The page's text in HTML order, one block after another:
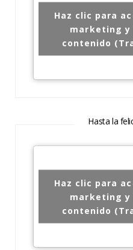
Haz clic para
marketing
contenido
Hasta la
Haz clic para
marketing
contenido